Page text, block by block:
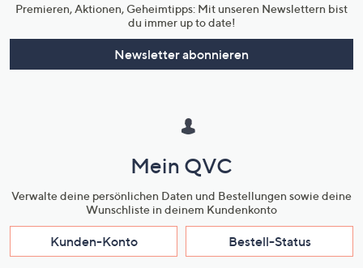
Premieren, Aktionen, Geheimtipps: Mit unseren Newslettern bist
du immer up to date!
Newsletter abonnieren
Mein QVC
Verwalte deine persönlichen Daten und Bestellungen sowie deine
Wunschliste in deinem Kundenkonto
Kunden-Konto Bestell-Status